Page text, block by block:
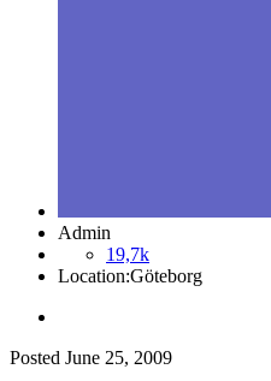
Admin
19,7k
Location:Göteborg
Posted June 25, 2009